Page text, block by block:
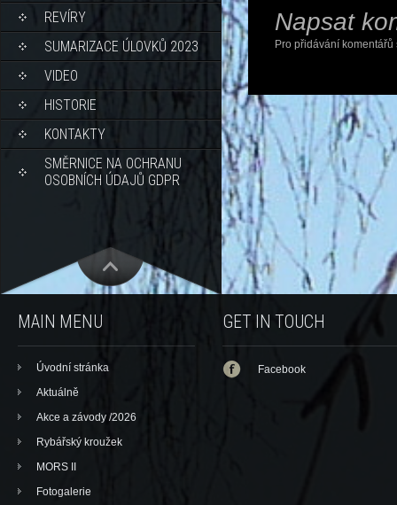
REVÍRY
SUMARIZACE ÚLOVKŮ 2023
VIDEO
HISTORIE
KONTAKTY
SMĚRNICE NA OCHRANU
OSOBNÍCH ÚDAJŮ GDPR
Napsat
Pro přidávání
MAIN MENU
Úvodní stránka
Aktuálně
Akce a závody /2026
Rybářský kroužek
MORS II
Fotogalerie
GET IN TOUCH
Facebook